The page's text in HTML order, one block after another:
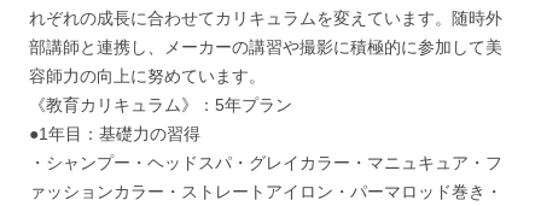
れぞれの成長に合わせてカリキュラムを変えています。随時外
部講師と連携し、メーカーの講習や撮影に積極的に参加して美
容師力の向上に努めています。
《教育カリキュラム》：5年プラン
●1年目：基礎力の習得
・シャンプー・ヘッドスパ・グレイカラー・マニュキュア・フ
ァッションカラー・ストレートアイロン・パーマロッド巻き・